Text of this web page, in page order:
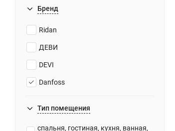
Бренд
Ridan
ДЕВИ
DEVI
Danfoss
Тип помещения
спальня, гостиная, кухня, ванная,